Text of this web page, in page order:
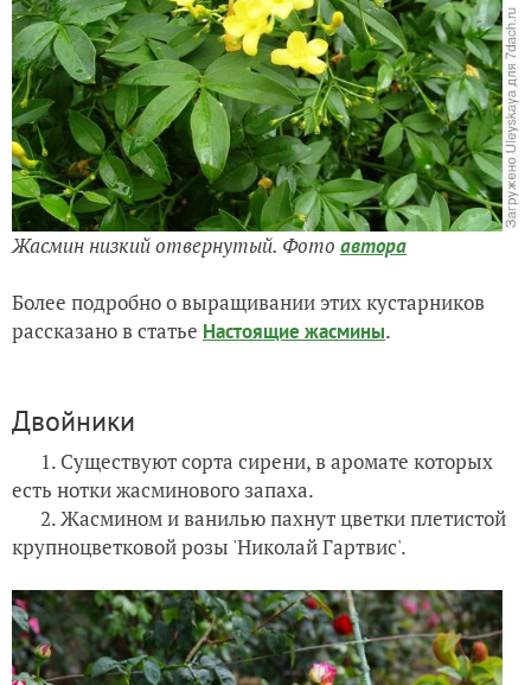
Жасмин низкий отвернутый. Фото автора
Более подробно о выращивании этих кустарников
рассказано в статье Настоящие жасмины.
Двойники
1. Существуют сорта сирени, в аромате которых
есть нотки жасминового запаха.
2. Жасмином и ванилью пахнут цветки плетистой
крупноцветковой розы 'Николай Гартвис'.